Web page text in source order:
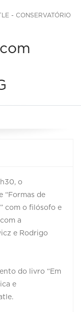
- CONSERVATÓRIO
o
“Formas de
com o filósofo e
a
e Rodrigo
do livro “Em
e